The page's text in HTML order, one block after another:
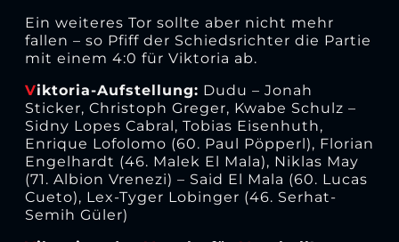
Ein weiteres Tor sollte aber nicht mehr
fallen – so Pfiff der Schiedsrichter die Partie
mit einem 4:0 für Viktoria ab.
Viktoria-Aufstellung: Dudu – Jonah
Sticker, Christoph Greger, Kwabe Schulz –
Sidny Lopes Cabral, Tobias Eisenhuth,
Enrique Lofolomo (60. Paul Pöpperl), Florian
Engelhardt (46. Malek El Mala), Niklas May
(71. Albion Vrenezi) – Said El Mala (60. Lucas
Cueto), Lex-Tyger Lobinger (46. Serhat-
Semih Güler)